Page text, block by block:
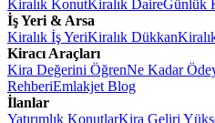
Kiralık KonutKiralık DaireGünlük
İş Yeri & Arsa
Kiralık İş YeriKiralık Dükkan
Kiracı Araçları
Kira Değerini ÖğrenNe Kadar
RehberiEmlakjet Blog
İlanlar
Yatırımlık KonutlarKira Geliri